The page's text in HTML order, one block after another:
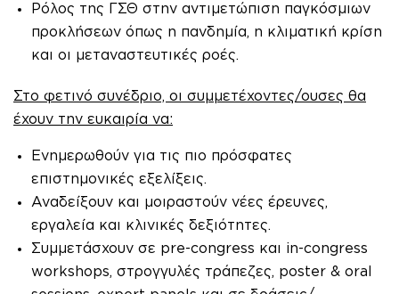
Ρόλος της ΓΣΘ στην αντιμετώπιση παγκόσμιων
προκλήσεων όπως η πανδημία, η κλιματική κρίση
και οι μεταναστευτικές ροές.
Στο φετινό συνέδριο, οι συμμετέχοντες/ουσες θα
έχουν την ευκαιρία να:
Ενημερωθούν για τις πιο πρόσφατες
επιστημονικές εξελίξεις.
Αναδείξουν και μοιραστούν νέες έρευνες,
εργαλεία και κλινικές δεξιότητες.
Συμμετάσχουν σε pre-congress και in-congress
workshops, στρογγυλές τράπεζες, poster & oral